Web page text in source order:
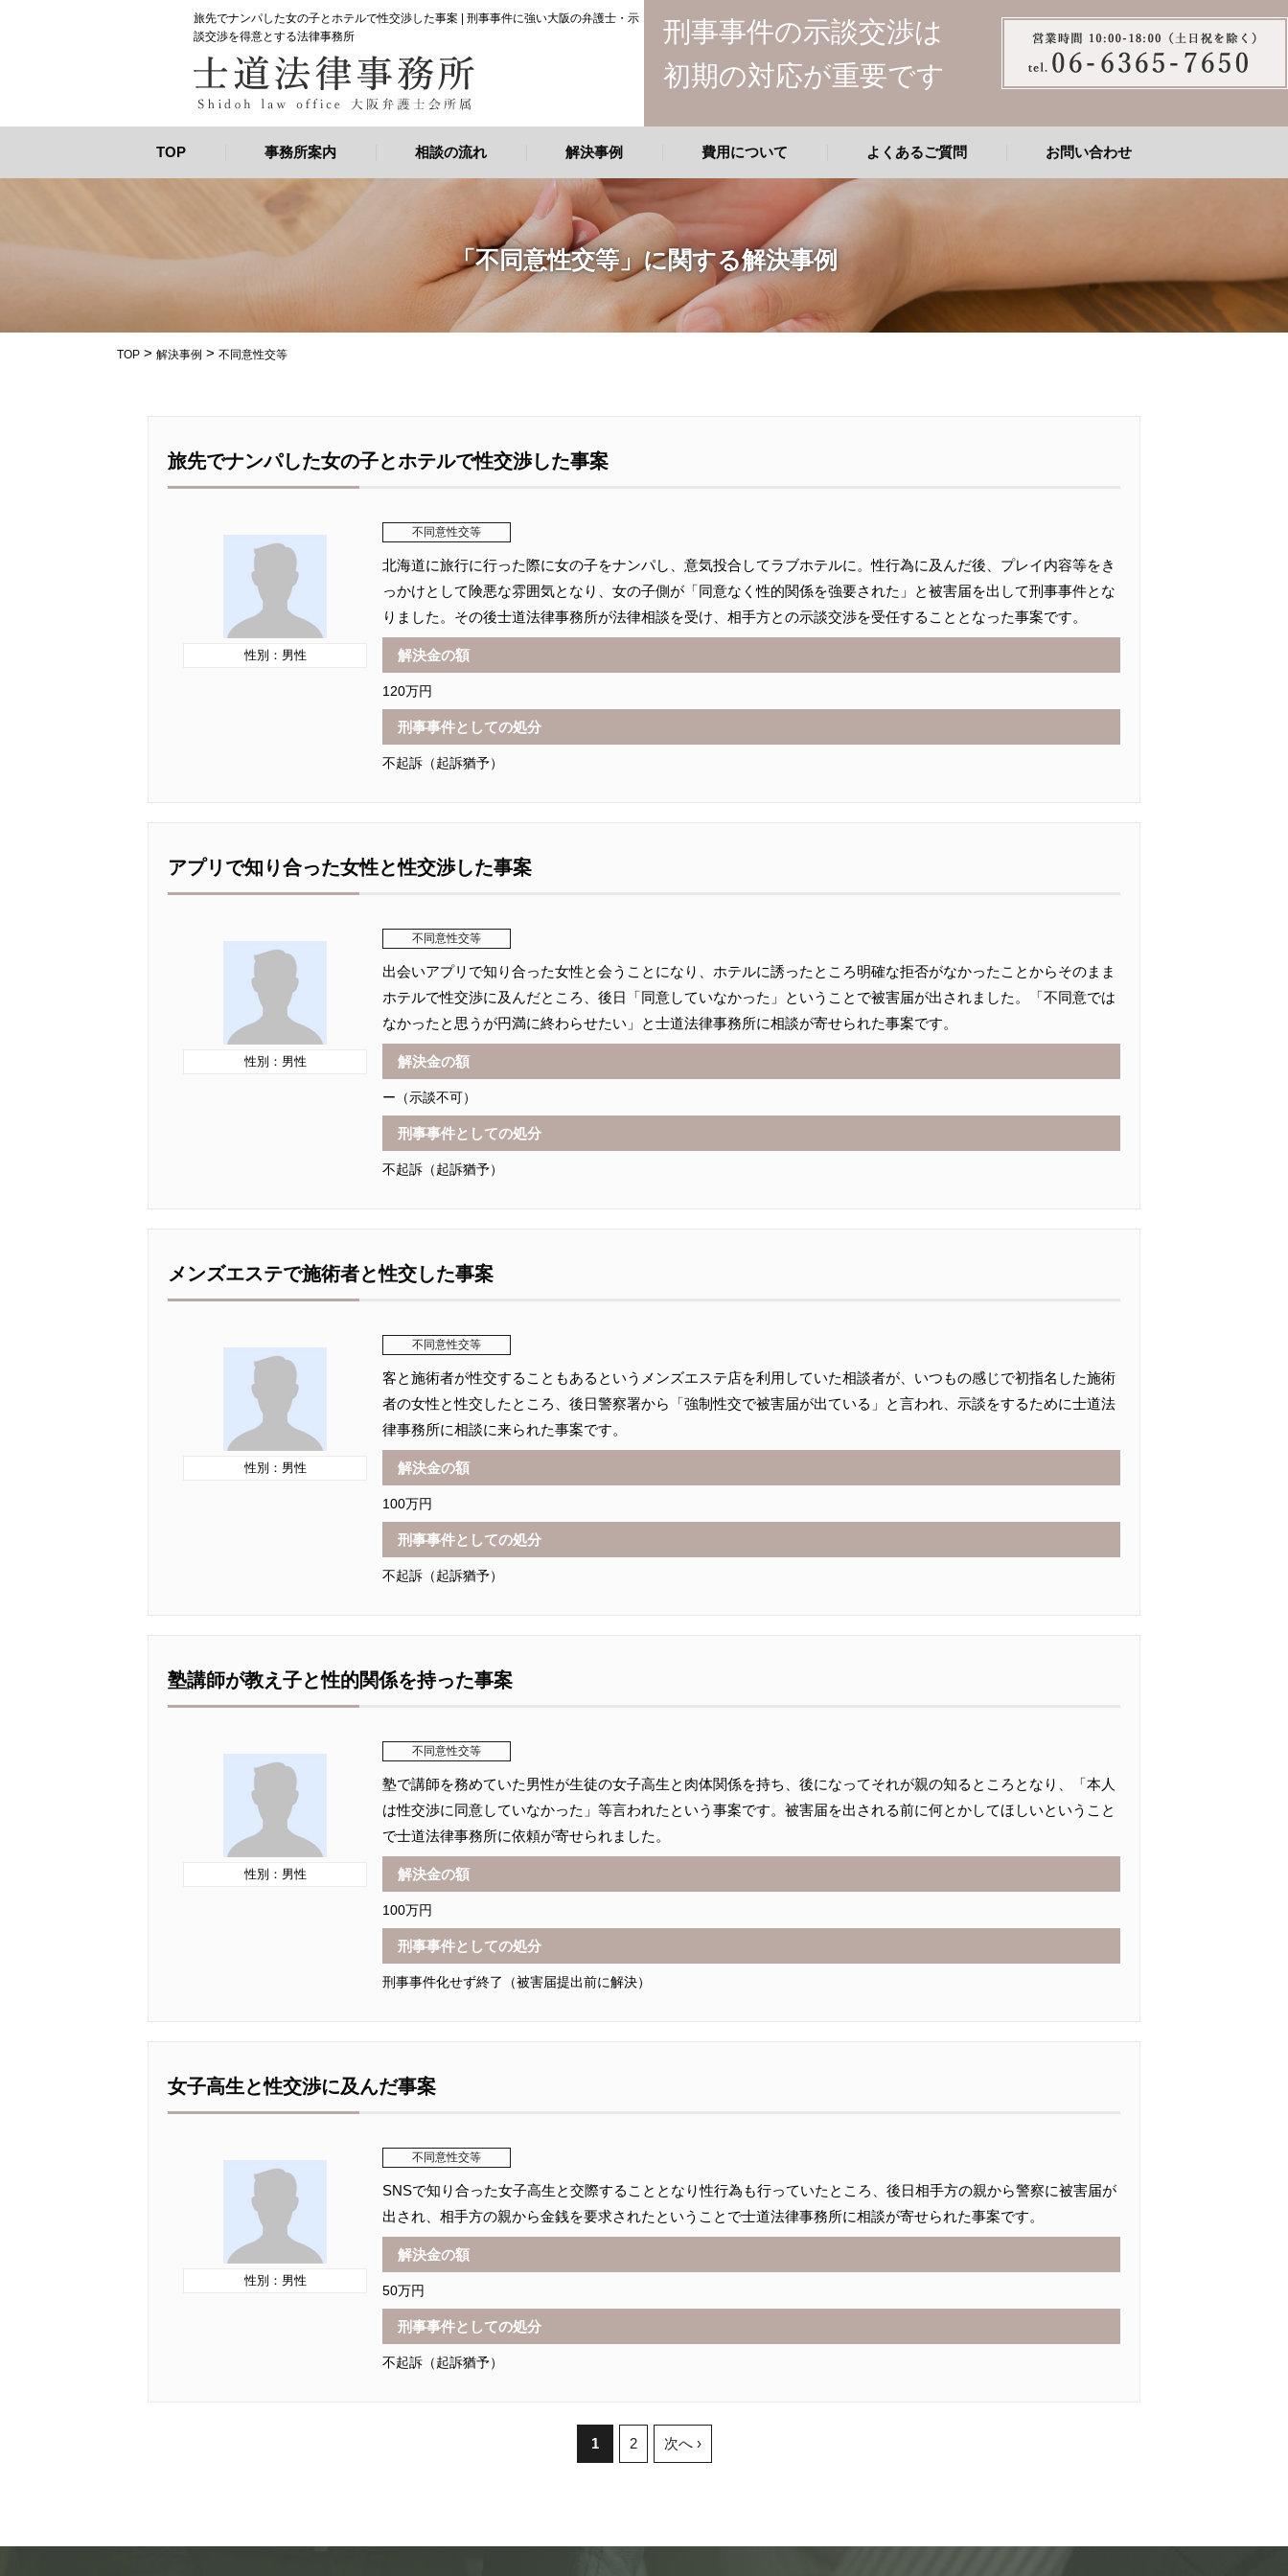
旅先でナンパした女の子とホテルで性交渉した事案 | 刑事事件に強い大阪の弁護士・示
談交渉を得意とする法律事務所
刑事事件の示談交渉は
初期の対応が重要です
TOP 事務所案内 相談の流れ 解決事例 費用について よくあるご質問 お問い合わせ
「不同意性交等」に関する解決事例
TOP > 解決事例 > 不同意性交等
旅先でナンパした女の子とホテルで性交渉した事案
性別：男性
不同意性交等
北海道に旅行に行った際に女の子をナンパし、意気投合してラブホテルに。性行為に及んだ後、プレイ内容等をき
っかけとして険悪な雰囲気となり、女の子側が「同意なく性的関係を強要された」と被害届を出して刑事事件とな
りました。その後士道法律事務所が法律相談を受け、相手方との示談交渉を受任することとなった事案です。
解決金の額
120万円
刑事事件としての処分
不起訴（起訴猶予）
アプリで知り合った女性と性交渉した事案
性別：男性
不同意性交等
出会いアプリで知り合った女性と会うことになり、ホテルに誘ったところ明確な拒否がなかったことからそのまま
ホテルで性交渉に及んだところ、後日「同意していなかった」ということで被害届が出されました。「不同意では
なかったと思うが円満に終わらせたい」と士道法律事務所に相談が寄せられた事案です。
解決金の額
ー（示談不可）
刑事事件としての処分
不起訴（起訴猶予）
メンズエステで施術者と性交した事案
性別：男性
不同意性交等
客と施術者が性交することもあるというメンズエステ店を利用していた相談者が、いつもの感じで初指名した施術
者の女性と性交したところ、後日警察署から「強制性交で被害届が出ている」と言われ、示談をするために士道法
律事務所に相談に来られた事案です。
解決金の額
100万円
刑事事件としての処分
不起訴（起訴猶予）
塾講師が教え子と性的関係を持った事案
性別：男性
不同意性交等
塾で講師を務めていた男性が生徒の女子高生と肉体関係を持ち、後になってそれが親の知るところとなり、「本人
は性交渉に同意していなかった」等言われたという事案です。被害届を出される前に何とかしてほしいということ
で士道法律事務所に依頼が寄せられました。
解決金の額
100万円
刑事事件としての処分
刑事事件化せず終了（被害届提出前に解決）
女子高生と性交渉に及んだ事案
性別：男性
不同意性交等
SNSで知り合った女子高生と交際することとなり性行為も行っていたところ、後日相手方の親から警察に被害届が
出され、相手方の親から金銭を要求されたということで士道法律事務所に相談が寄せられた事案です。
解決金の額
50万円
刑事事件としての処分
不起訴（起訴猶予）
1 2 次へ ›